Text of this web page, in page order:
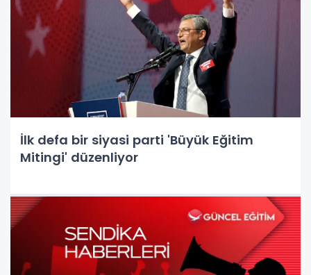
İlk defa bir siyasi parti 'Büyük Eğitim
Mitingi' düzenliyor